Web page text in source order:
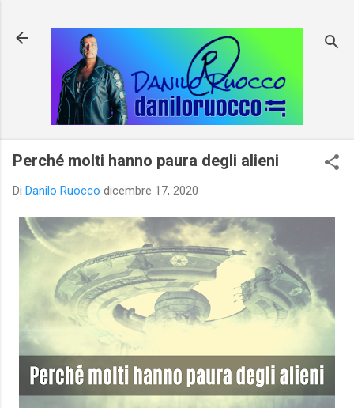
Perché molti hanno paura degli alieni
Di Danilo Ruocco dicembre 17, 2020